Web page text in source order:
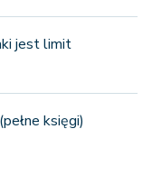
jest limit
księgi)